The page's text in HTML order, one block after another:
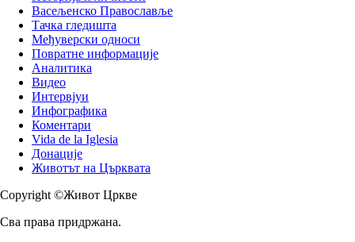
Васељенско Православље
Тачка гледишта
Међуверски односи
Повратне информације
Аналитика
Видео
Интервјуи
Инфографика
Коментари
Vida de la Iglesia
Донације
Животът на Църквата
Copyright ©Живот Цркве
Сва права придржана.